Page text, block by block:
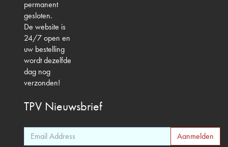
permanent
gesloten.
De website is
24/7 open en
uw bestelling
wordt dezelfde
dag nog
verzonden!
TPV Nieuwsbrief